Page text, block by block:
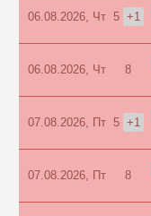
06.08.2026, Чт 5 +1
06.08.2026, Чт 8
07.08.2026, Пт 5 +1
07.08.2026, Пт 8